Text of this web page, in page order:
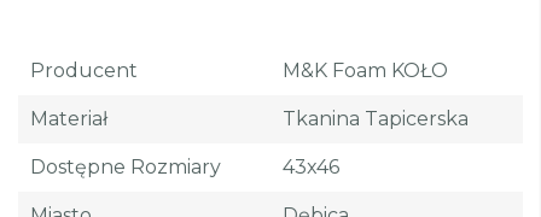
Producent M&K Foam KOŁO
Materiał Tkanina Tapicerska
Dostępne Rozmiary 43x46